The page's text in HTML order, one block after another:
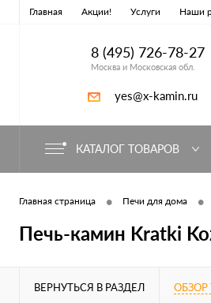
Главная Акции! Услуги Наши
8 (495) 726-78-27
Москва и Московская обл.
yes@x-kamin.ru
КАТАЛОГ ТОВАРОВ
Главная страница • Печи для дома •
Печь-камин Kratki
ВЕРНУТЬСЯ В РАЗДЕЛ ОБЗОР